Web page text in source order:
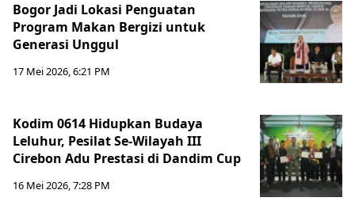
Bogor Jadi Lokasi Penguatan
Program Makan Bergizi untuk
Generasi Unggul
17 Mei 2026, 6:21 PM
Kodim 0614 Hidupkan Budaya
Leluhur, Pesilat Se-Wilayah III
Cirebon Adu Prestasi di Dandim Cup
16 Mei 2026, 7:28 PM